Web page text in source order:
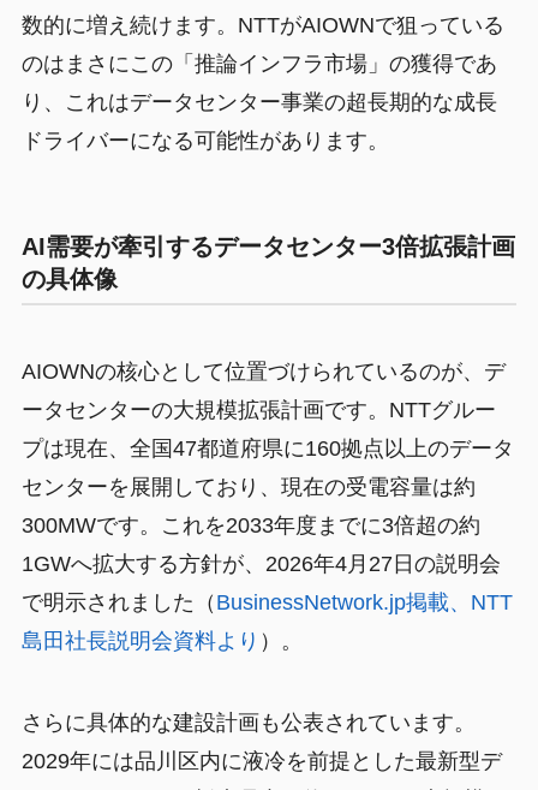
数的に増え続けます。NTTがAIOWNで狙っている
のはまさにこの「推論インフラ市場」の獲得であ
り、これはデータセンター事業の超長期的な成長
ドライバーになる可能性があります。
AI需要が牽引するデータセンター3倍拡張計画
の具体像
AIOWNの核心として位置づけられているのが、デ
ータセンターの大規模拡張計画です。NTTグルー
プは現在、全国47都道府県に160拠点以上のデータ
センターを展開しており、現在の受電容量は約
300MWです。これを2033年度までに3倍超の約
1GWへ拡大する方針が、2026年4月27日の説明会
で明示されました（ BusinessNetwork.jp掲載、NTT
島田社長説明会資料より ）。
さらに具体的な建設計画も公表されています。
2029年には品川区内に液冷を前提とした最新型デ